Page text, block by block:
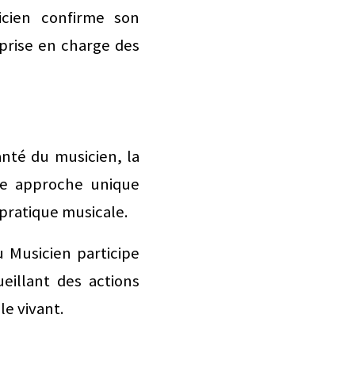
confirme son
en charge des
du musicien, la
approche unique
musicale.
participe
des actions
vivant.